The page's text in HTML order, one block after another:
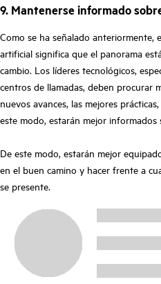
9. Mantenerse informado
Como se ha señalado anteriormente,
artificial significa que el panorama
cambio. Los líderes tecnológicos,
centros de llamadas, deben procurar
nuevos avances, las mejores
este modo, estarán mejor informados
De este modo, estarán mejor
en el buen camino y hacer frente a
se presente.